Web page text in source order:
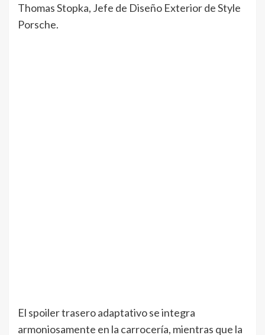
Thomas Stopka, Jefe de Diseño Exterior de Style
Porsche.
El spoiler trasero adaptativo se integra
armoniosamente en la carrocería, mientras que la